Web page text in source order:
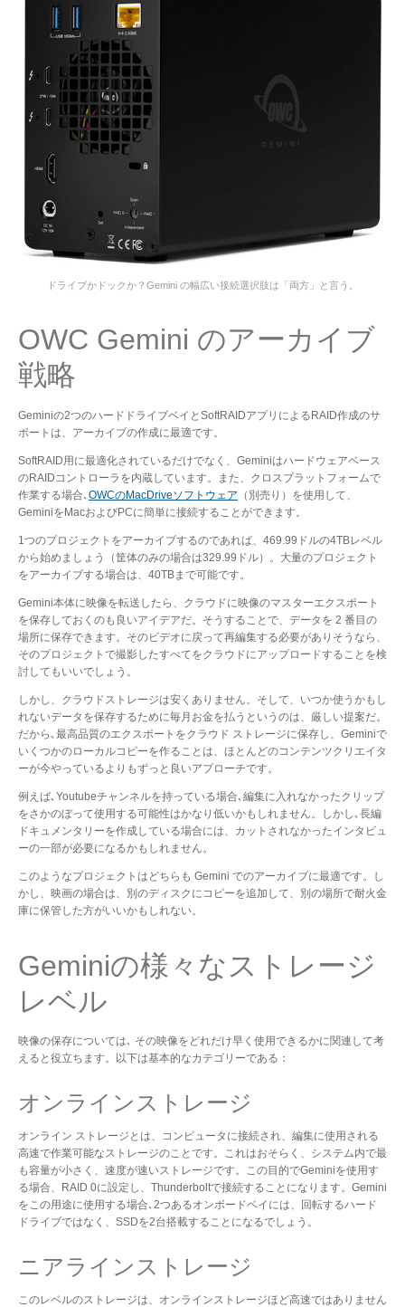
ドライブかドックか？Gemini の幅広い接続選択肢は「両方」と言う。
OWC Gemini のアーカイブ
戦略
Geminiの2つのハードドライブベイとSoftRAIDアプリによるRAID作成のサ
ポートは、アーカイブの作成に最適です。
SoftRAID用に最適化されているだけでなく、Geminiはハードウェアベース
のRAIDコントローラを内蔵しています。また、クロスプラットフォームで
作業する場合､ OWCのMacDriveソフトウェア （別売り）を使用して、
GeminiをMacおよびPCに簡単に接続することができます。
1つのプロジェクトをアーカイブするのであれば、469.99ドルの4TBレベル
から始めましょう（筐体のみの場合は329.99ドル）。大量のプロジェクト
をアーカイブする場合は、40TBまで可能です。
Gemini本体に映像を転送したら、クラウドに映像のマスターエクスポート
を保存しておくのも良いアイデアだ。そうすることで、データを 2 番目の
場所に保存できます。そのビデオに戻って再編集する必要がありそうなら、
そのプロジェクトで撮影したすべてをクラウドにアップロードすることを検
討してもいいでしょう。
しかし、クラウドストレージは安くありません。そして、いつか使うかもし
れないデータを保存するために毎月お金を払うというのは、厳しい提案だ。
だから､最高品質のエクスポートをクラウド ストレージに保存し、Geminiで
いくつかのローカルコピーを作ることは、ほとんどのコンテンツクリエイタ
ーが今やっているよりもずっと良いアプローチです。
例えば､Youtubeチャンネルを持っている場合､編集に入れなかったクリップ
をさかのぼって使用する可能性はかなり低いかもしれません。しかし､長編
ドキュメンタリーを作成している場合には、カットされなかったインタビュ
ーの一部が必要になるかもしれません。
このようなプロジェクトはどちらも Gemini でのアーカイブに最適です。し
かし、映画の場合は、別のディスクにコピーを追加して、別の場所で耐火金
庫に保管した方がいいかもしれない。
Geminiの様々なストレージ
レベル
映像の保存については､ その映像をどれだけ早く使用できるかに関連して考
えると役立ちます。以下は基本的なカテゴリーである：
オンラインストレージ
オンライン ストレージとは、コンピュータに接続され、編集に使用される
高速で作業可能なストレージのことです。これはおそらく、システム内で最
も容量が小さく、速度が速いストレージです。この目的でGeminiを使用す
る場合、RAID 0に設定し、Thunderboltで接続することになります。Gemini
をこの用途に使用する場合､2つあるオンボードベイには、回転するハード
ドライブではなく、SSDを2台搭載することになるでしょう。
ニアラインストレージ
このレベルのストレージは、オンラインストレージほど高速ではありません